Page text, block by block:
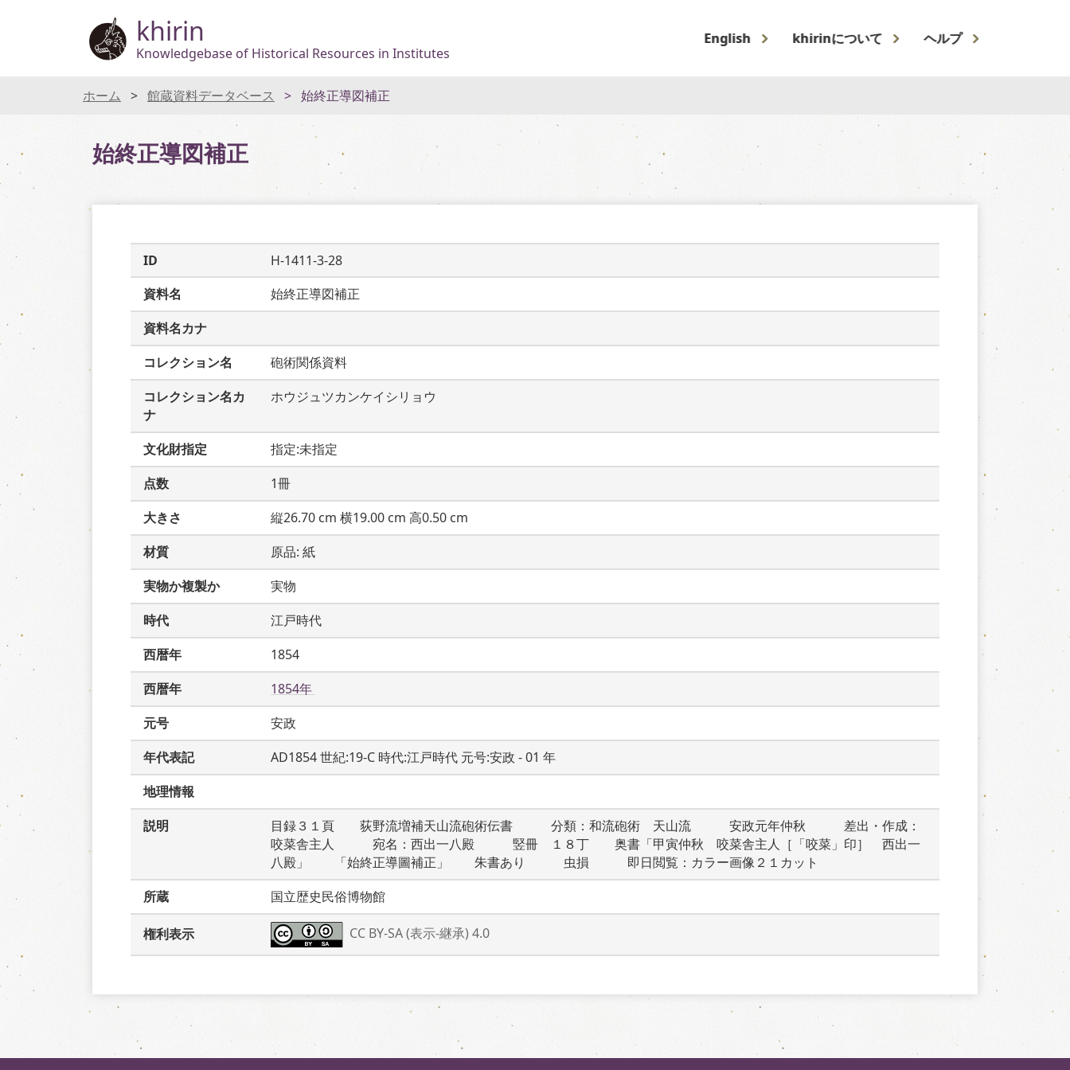
khirin
Knowledgebase of Historical Resources in Institutes
English khirinについて ヘルプ
ホーム 館蔵資料データベース 始終正導図補正
始終正導図補正
ID
H-1411-3-28
資料名
始終正導図補正
資料名カナ
コレクション名
砲術関係資料
コレクション名カ
ナ
ホウジュツカンケイシリョウ
文化財指定
指定:未指定
点数
1冊
大きさ
縦26.70 cm 横19.00 cm 高0.50 cm
材質
原品: 紙
実物か複製か
実物
時代
江戸時代
西暦年
1854
西暦年
1854年
元号
安政
年代表記
AD1854 世紀:19-C 時代:江戸時代 元号:安政 - 01 年
地理情報
説明
目録３１頁　　荻野流増補天山流砲術伝書　　　分類：和流砲術　天山流　　　安政元年仲秋　　　差出・作成：
咬菜舎主人　　　宛名：西出一八殿　　　竪冊　１８丁　　奥書「甲寅仲秋　咬菜舎主人［「咬菜」印］　西出一
八殿」　　「始終正導圖補正」　　朱書あり　　　虫損　　　即日閲覧：カラー画像２１カット
所蔵
国立歴史民俗博物館
権利表示 CC BY-SA (表示-継承) 4.0